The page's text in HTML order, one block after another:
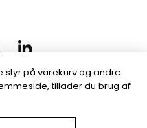
på varekurv og andre
tillader du brug af